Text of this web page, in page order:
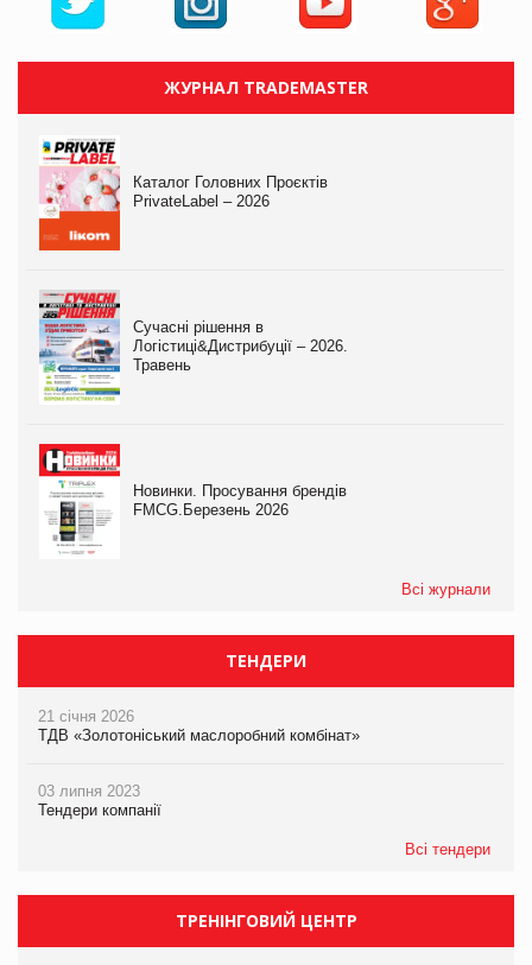
ЖУРНАЛ TRADEMASTER
Каталог Головних Проєктів
PrivateLabel – 2026
Сучасні рішення в
Логістиці&Дистрибуції – 2026.
Травень
Новинки. Просування брендів
FMCG.Березень 2026
Всі журнали
ТЕНДЕРИ
21 січня 2026
ТДВ «Золотоніський маслоробний комбінат»
03 липня 2023
Тендери компанії
Всі тендери
ТРЕНІНГОВИЙ ЦЕНТР